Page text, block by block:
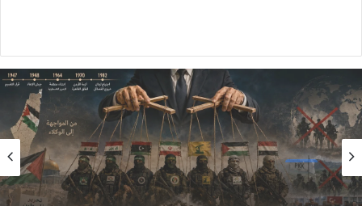
رأي
2026/08/06
سقوطُ “الأذرُع”: هل انتهى زمنُ الوكلاء؟